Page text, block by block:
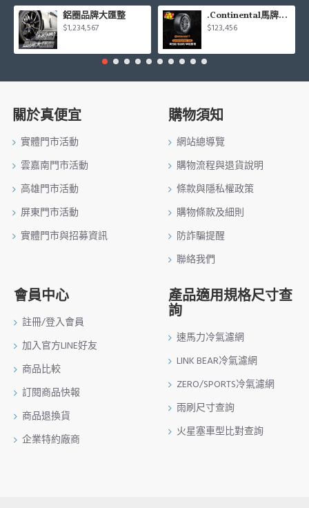
鋁圈品牌大匯整
$1,234,567
.Continental馬牌CCK輪胎特價專區
$123,456
關於真便宜
實體門市活動
雲嘉南門市活動
高雄門市活動
屏東門市活動
實體門市與招募資訊
購物須知
網站總導覽
購物流程與退貨說明
條款與隱私權政策
購物條款及細則
防詐騙提醒
聯絡我們
會員中心
註冊/登入會員
加入官方LINE好友
商品比較
訂閱商品快報
商品退換貨
企業特約廠商
產品適用規格尺寸查
詢
速馬力冷氣濾網
LINK BEAR冷氣濾網
ZERO/SPORTS冷氣濾網
雨刷尺寸查詢
火星塞車型比對查詢